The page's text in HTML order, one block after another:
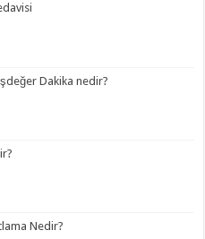
Dakika nedir?
Nedir?